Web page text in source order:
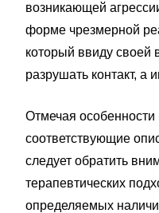
возникающей
форме чрезмерной
который ввиду своей
разрушать контакт, а
Отмечая особенности
соответствующие
следует обратить
терапевтических
определяемых